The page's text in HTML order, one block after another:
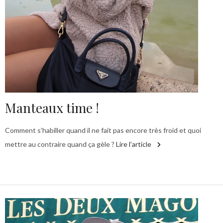
Manteaux time !
Comment s’habiller quand il ne fait pas encore très froid et quoi
mettre au contraire quand ça gèle ? Lire l’article